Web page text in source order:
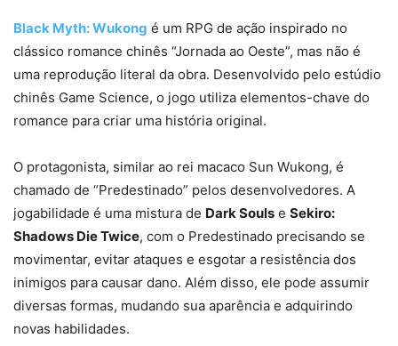
Black Myth: Wukong é um RPG de ação inspirado no
clássico romance chinês “Jornada ao Oeste”, mas não é
uma reprodução literal da obra. Desenvolvido pelo estúdio
chinês Game Science, o jogo utiliza elementos-chave do
romance para criar uma história original.
O protagonista, similar ao rei macaco Sun Wukong, é
chamado de “Predestinado” pelos desenvolvedores. A
jogabilidade é uma mistura de Dark Souls e Sekiro:
Shadows Die Twice, com o Predestinado precisando se
movimentar, evitar ataques e esgotar a resistência dos
inimigos para causar dano. Além disso, ele pode assumir
diversas formas, mudando sua aparência e adquirindo
novas habilidades.